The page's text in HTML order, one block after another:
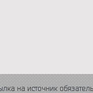
на источник